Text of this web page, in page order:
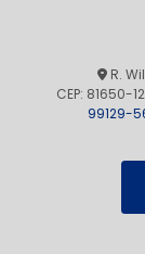
R.
CEP: 81650-
99129-